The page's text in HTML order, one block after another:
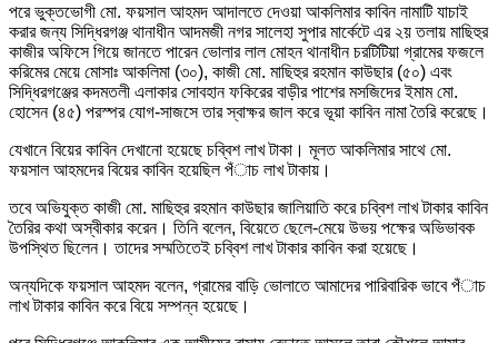
পরে ভুক্তভোগী মো. ফয়সাল আহমদ আদালতে দেওয়া আকলিমার কাবিন নামাটি যাচাই
করার জন্য সিদ্ধিরগঞ্জ থানাধীন আদমজী নগর সালেহা সুপার মার্কেটে এর ২য় তলায় মাছিহুর
কাজীর অফিসে গিয়ে জানতে পারেন ভোলার লাল মোহন থানাধীন চরটিটিয়া গ্রামের ফজলে
করিমের মেয়ে মোসাঃ আকলিমা (৩০), কাজী মো. মাছিহুর রহমান কাউছার (৫০) এবং
সিদ্ধিরগঞ্জের কদমতলী এলাকার সোবহান ফকিরের বাড়ীর পাশের মসজিদের ইমাম মো.
হোসেন (৪৫) পরস্পর যোগ-সাজসে তার স্বাক্ষর জাল করে ভূয়া কাবিন নামা তৈরি করেছে।
যেখানে বিয়ের কাবিন দেখানো হয়েছে চব্বিশ লাখ টাকা। মূলত আকলিমার সাথে মো.
ফয়সাল আহমদের বিয়ের কাবিন হয়েছিল পঁাচ লাখ টাকায়।
তবে অভিযুক্ত কাজী মো. মাছিহুর রহমান কাউছার জালিয়াতি করে চব্বিশ লাখ টাকার কাবিন
তৈরির কথা অস্বীকার করেন। তিনি বলেন, বিয়েতে ছেলে-মেয়ে উভয় পক্ষের অভিভাবক
উপস্থিত ছিলেন। তাদের সম্মতিতেই চব্বিশ লাখ টাকার কাবিন করা হয়েছে।
অন্যদিকে ফয়সাল আহমদ বলেন, গ্রামের বাড়ি ভোলাতে আমাদের পারিবারিক ভাবে পঁাচ
লাখ টাকার কাবিন করে বিয়ে সম্পন্ন হয়েছে।